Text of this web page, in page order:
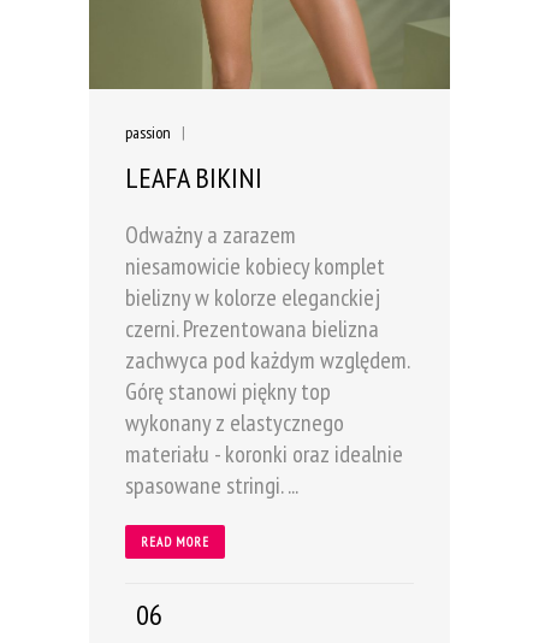
passion |
LEAFA BIKINI
Odważny a zarazem
niesamowicie kobiecy komplet
bielizny w kolorze eleganckiej
czerni. Prezentowana bielizna
zachwyca pod każdym względem.
Górę stanowi piękny top
wykonany z elastycznego
materiału - koronki oraz idealnie
spasowane stringi. ...
READ MORE
06